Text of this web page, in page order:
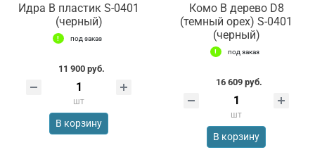
Идра В пластик S-0401
(черный)
под заказ
11 900 руб.
шт
В корзину
Комо В дерево D8
(темный орех) S-0401
(черный)
под заказ
16 609 руб.
шт
В корзину